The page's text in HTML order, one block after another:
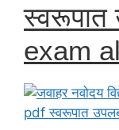
स्वरूपात
exam